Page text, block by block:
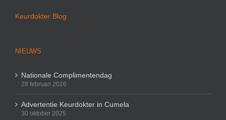
Keurdokter Blog
NIEUWS
Nationale Complimentendag
28 februari 2026
Advertentie Keurdokter in Cumela
30 oktober 2025